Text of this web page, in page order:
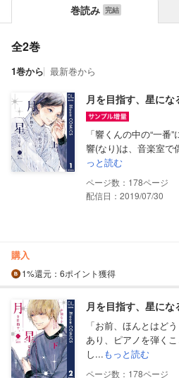
巻読み
全2巻
1巻から 最新巻から
月を目指す、星にな
「響くんの中の“一
響(なり)は、音楽室で
っと読む
178
配信日：2019/07/30
購入
1%還元 ：6ポイント獲得
月を目指す、星にな
「お前、ほんとはど
あり、ピアノを弾く
し...もっと読む
178